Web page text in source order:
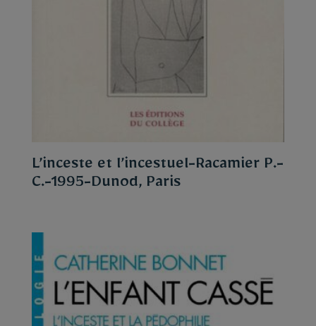
L’inceste et l’incestuel-Racamier P.-
C.-1995-Dunod, Paris